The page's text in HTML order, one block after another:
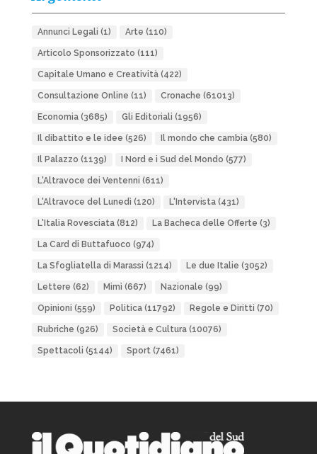
Annunci Legali (1) Arte (110)
Articolo Sponsorizzato (111)
Capitale Umano e Creatività(422)
Consultazione Online (11) Cronache (61013)
Economia(3685) Gli Editoriali (1956)
Il dibattito e le idee (526) Il mondo che cambia(580)
Il Palazzo (1139) I Nord e i Sud del Mondo (577)
L'Altravoce dei Ventenni (611)
L'Altravoce del Lunedì (120) L'Intervista(431)
L'Italia Rovesciata(812) La Bacheca delle Offerte (3)
La Card di Buttafuoco (974)
La Sfogliatella di Marassi (1214) Le due Italie (3052)
Lettere (62) Mimì (667) Nazionale (99)
Opinioni (559) Politica(11792) Regole e Diritti (70)
Rubriche (926) Società e Cultura(10076)
Spettacoli (5144) Sport(7461)